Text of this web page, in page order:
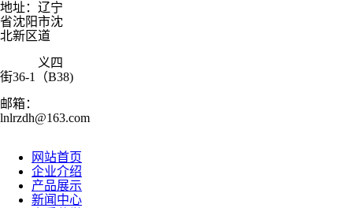
地址：辽宁
省沈阳市沈
北新区道
义四
街36-1（B38)
邮箱：
lnlrzdh@163.com
网站首页
企业介绍
产品展示
新闻中心